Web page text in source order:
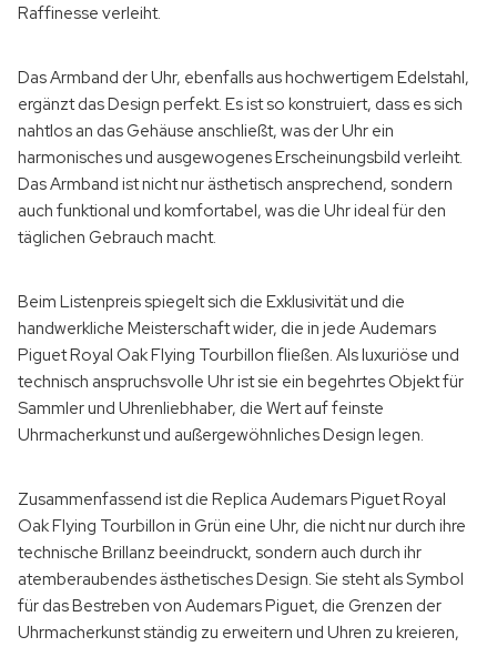
Raffinesse verleiht.
Das Armband der Uhr, ebenfalls aus hochwertigem Edelstahl,
ergänzt das Design perfekt. Es ist so konstruiert, dass es sich
nahtlos an das Gehäuse anschließt, was der Uhr ein
harmonisches und ausgewogenes Erscheinungsbild verleiht.
Das Armband ist nicht nur ästhetisch ansprechend, sondern
auch funktional und komfortabel, was die Uhr ideal für den
täglichen Gebrauch macht.
Beim Listenpreis spiegelt sich die Exklusivität und die
handwerkliche Meisterschaft wider, die in jede Audemars
Piguet Royal Oak Flying Tourbillon fließen. Als luxuriöse und
technisch anspruchsvolle Uhr ist sie ein begehrtes Objekt für
Sammler und Uhrenliebhaber, die Wert auf feinste
Uhrmacherkunst und außergewöhnliches Design legen.
Zusammenfassend ist die Replica Audemars Piguet Royal
Oak Flying Tourbillon in Grün eine Uhr, die nicht nur durch ihre
technische Brillanz beeindruckt, sondern auch durch ihr
atemberaubendes ästhetisches Design. Sie steht als Symbol
für das Bestreben von Audemars Piguet, die Grenzen der
Uhrmacherkunst ständig zu erweitern und Uhren zu kreieren,